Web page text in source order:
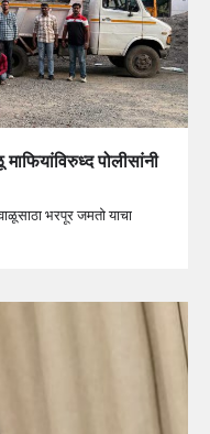
पोलीसांनी
भरपूर जमतो याचा